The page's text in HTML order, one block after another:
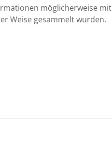
möglicherweise mit
Weise gesammelt wurden.